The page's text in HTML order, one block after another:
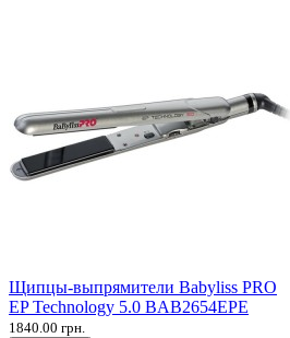
Щипцы-выпрямители Babyliss PRO
EP Technology 5.0 BAB2654EPE
1840.00 грн.